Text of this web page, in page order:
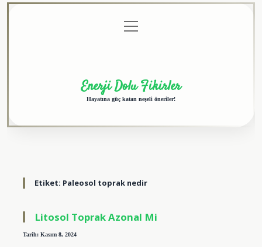
menüyü
aç
Enerji Dolu Fikirler
Hayatına güç katan neşeli öneriler!
Etiket: Paleosol toprak nedir
Litosol Toprak Azonal Mi
Tarih: Kasım 8, 2024